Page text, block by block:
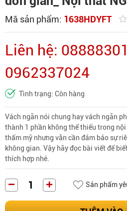
Mã sản phẩm: 1638HDYFT
Liên hệ:
0962337024
Tình trạng: Còn hàng
Vách ngăn nói chung hay vách ngăn
thành 1 phần không thể thiếu trong
thẩm mỹ nhưng vẫn cần đảm bảo sự
không gian. Vậy hãy đọc bài viết để
thích hợp nhé.
Sản phẩm